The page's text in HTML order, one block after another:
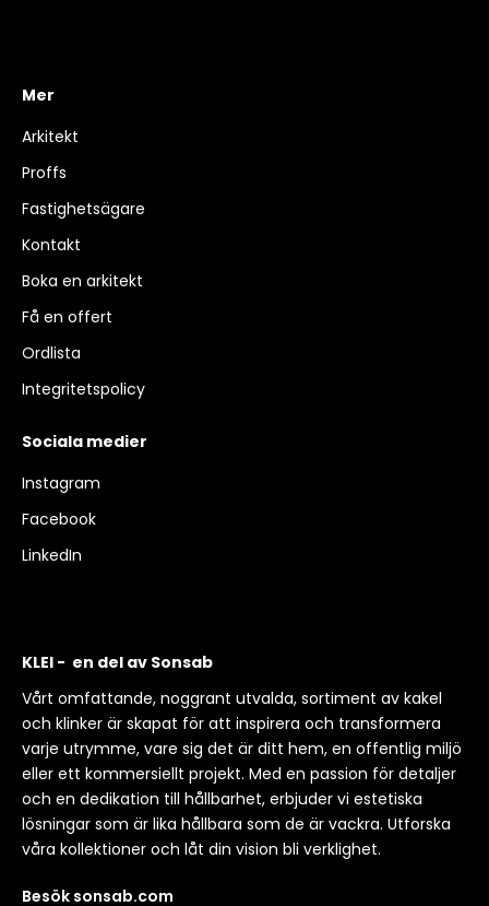
Mer
Arkitekt
Proffs
Fastighetsägare
Kontakt
Boka en arkitekt
Få en offert
Ordlista
Integritetspolicy
Sociala medier
Instagram
Facebook
LinkedIn
KLEI - en del av Sonsab
Vårt omfattande, noggrant utvalda, sortiment av kakel
och klinker är skapat för att inspirera och transformera
varje utrymme, vare sig det är ditt hem, en offentlig miljö
eller ett kommersiellt projekt. Med en passion för detaljer
och en dedikation till hållbarhet, erbjuder vi estetiska
lösningar som är lika hållbara som de är vackra. Utforska
våra kollektioner och låt din vision bli verklighet.
Besök sonsab.com